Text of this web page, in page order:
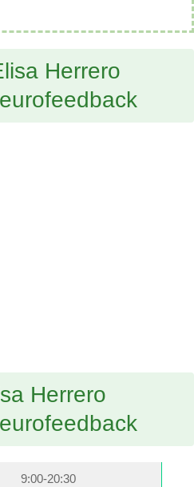
Herrero
Herrero
9:00-20:30